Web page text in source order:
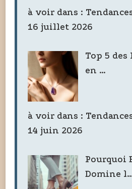
à voir dans :
16 juillet 2026
Top 5
en …
à voir dans :
14 juin 2026
Pourquoi
Domine